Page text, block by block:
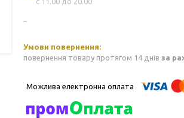
повернення товару протягом 14 днів за